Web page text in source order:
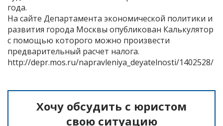
года.
На сайте Департамента экономической политики и
развития города Москвы опубликован Калькулятор
с помощью которого можно произвести
предварительный расчет налога.
http://depr.mos.ru/napravleniya_deyatelnosti/1402528/
Хочу обсудить с юристом
свою ситуацию